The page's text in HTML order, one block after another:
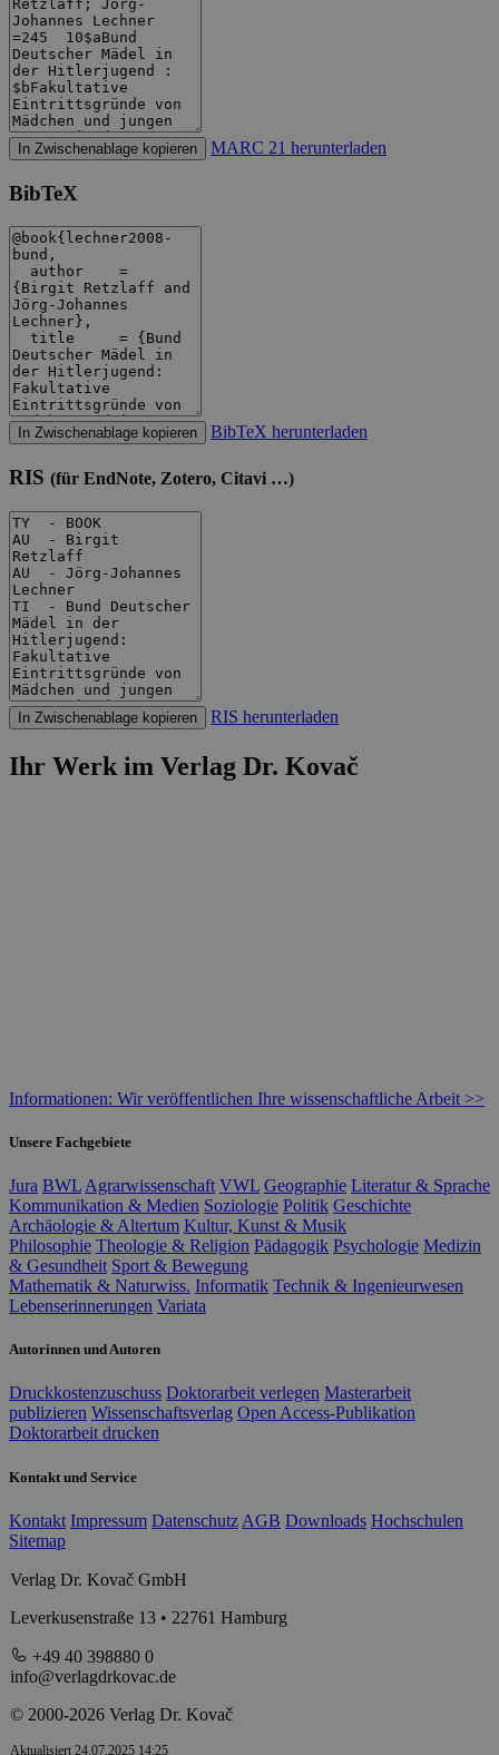
In Zwischenablage kopieren MARC 21 herunterladen
BibTeX
In Zwischenablage kopieren BibTeX herunterladen
RIS (für EndNote, Zotero, Citavi …)
In Zwischenablage kopieren RIS herunterladen
Ihr Werk im Verlag Dr. Kovač
Informationen: Wir veröffentlichen Ihre wissenschaftliche Arbeit >>
Unsere Fachgebiete
Jura BWL Agrarwissenschaft VWL Geographie Literatur & Sprache
Kommunikation & Medien Soziologie Politik Geschichte
Archäologie & Altertum Kultur, Kunst & Musik
Philosophie Theologie & Religion Pädagogik Psychologie Medizin
& Gesundheit Sport & Bewegung
Mathematik & Naturwiss. Informatik Technik & Ingenieurwesen
Lebenserinnerungen Variata
Autorinnen und Autoren
Druckkostenzuschuss Doktorarbeit verlegen Masterarbeit
publizieren Wissenschaftsverlag Open Access-Publikation
Doktorarbeit drucken
Kontakt und Service
Kontakt Impressum Datenschutz AGB Downloads Hochschulen
Sitemap
Verlag Dr. Kovač GmbH
Leverkusenstraße 13 • 22761 Hamburg
+49 40 398880 0
info@verlagdrkovac.de
© 2000-2026 Verlag Dr. Kovač
Aktualisiert 24.07.2025 14:25